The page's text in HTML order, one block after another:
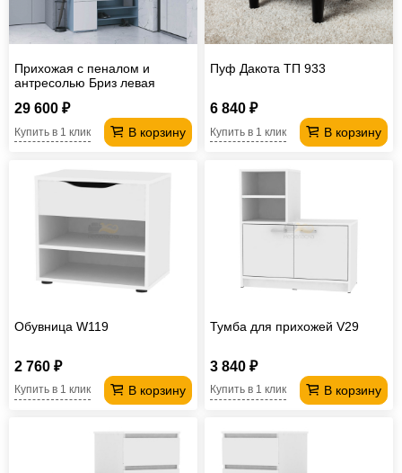
Прихожая с пеналом и
антресолью Бриз левая
29 600 ₽
В корзину
Купить в 1 клик
Пуф Дакота ТП 933
6 840 ₽
В корзину
Купить в 1 клик
Обувница W119
2 760 ₽
В корзину
Купить в 1 клик
Тумба для прихожей V29
3 840 ₽
В корзину
Купить в 1 клик